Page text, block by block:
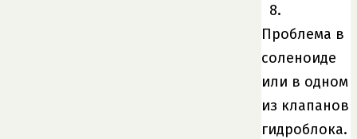
8.
Проблема в
соленоиде
или в одном
из клапанов
гидроблока.